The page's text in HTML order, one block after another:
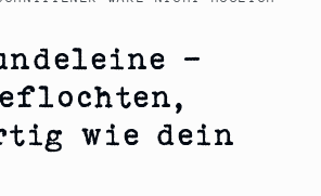
–
wie dein